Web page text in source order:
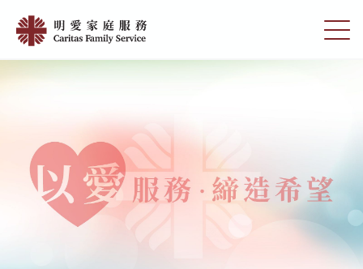
main
content
切
最
消
|
明
愛
家